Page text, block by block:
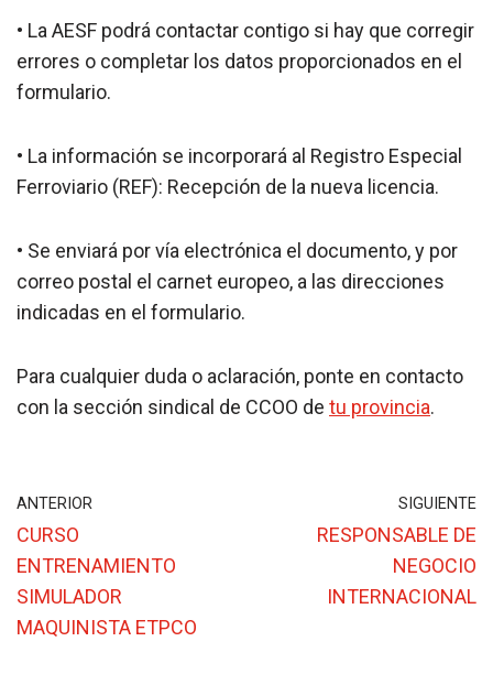
• La AESF podrá contactar contigo si hay que corregir
errores o completar los datos proporcionados en el
formulario.
• La información se incorporará al Registro Especial
Ferroviario (REF): Recepción de la nueva licencia.
• Se enviará por vía electrónica el documento, y por
correo postal el carnet europeo, a las direcciones
indicadas en el formulario.
Para cualquier duda o aclaración, ponte en contacto
con la sección sindical de CCOO de tu provincia.
ANTERIOR
CURSO
ENTRENAMIENTO
SIMULADOR
MAQUINISTA ETPCO
SIGUIENTE
RESPONSABLE DE
NEGOCIO
INTERNACIONAL